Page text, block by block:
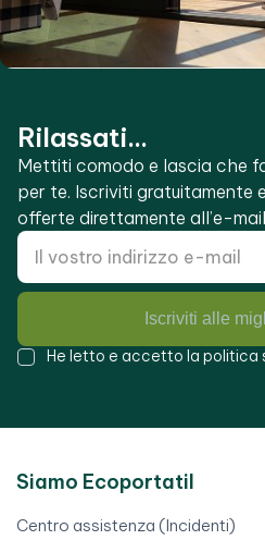
Rilassati...
Mettiti comodo e lascia che
per te. Iscriviti gratuitamente
offerte direttamente all’e-
Iscriviti alle
He letto e accetto la politica
Siamo Ecoportatil
Centro assistenza (Incidenti)